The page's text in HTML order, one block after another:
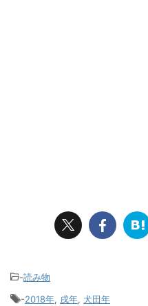
-読み物
-2018年, 戌年, 犬田年